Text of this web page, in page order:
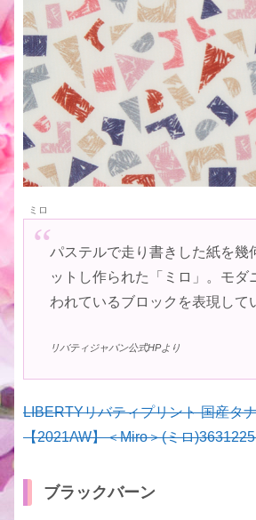
ミロ
パステルで走り書きした紙を幾
ットし作られた「ミロ」。モダ
われているブロックを表現して
リバティジャパン公式HPより
LIBERTYリバティプリント 国産タ
【2021AW】＜Miro＞(ミロ
ブラックバーン